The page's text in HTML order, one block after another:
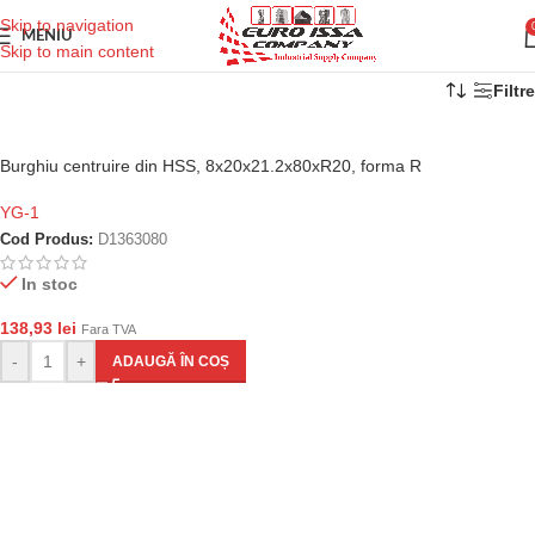
Skip to navigation
Skip to main content
MENIU
Filtre
Burghiu centruire din HSS, 8x20x21.2x80xR20, forma R
YG-1
Cod Produs: D1363080
In stoc
138,93 lei Fara TVA
- + ADAUGĂ ÎN COȘ